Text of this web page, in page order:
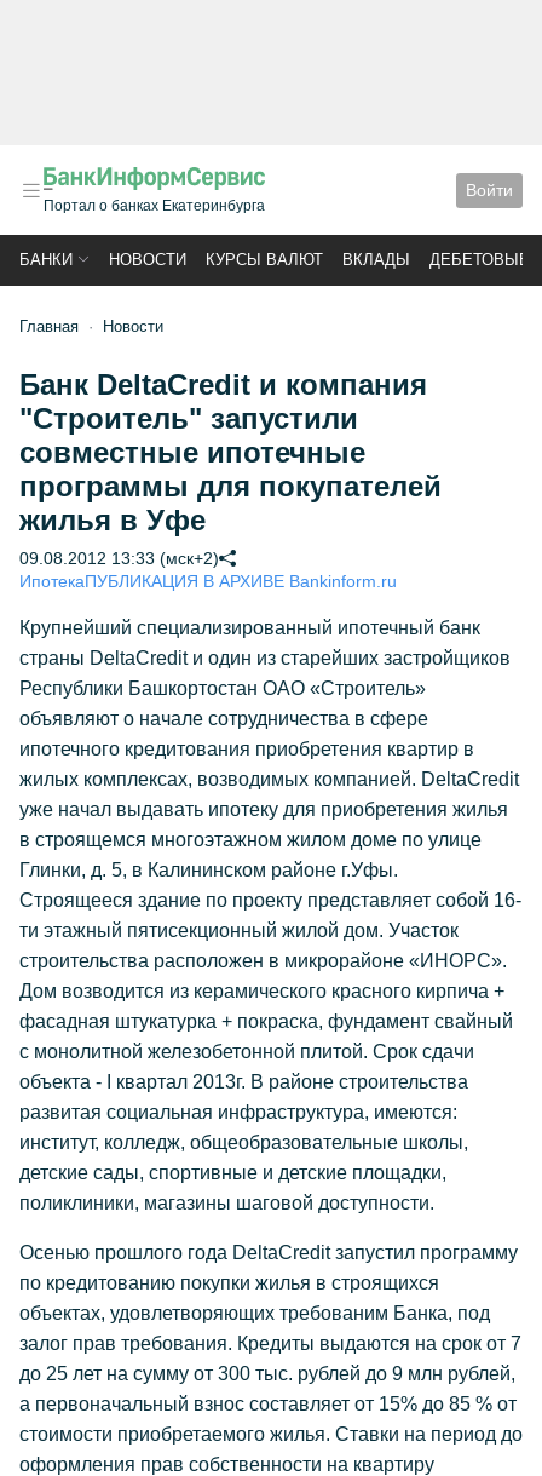
Портал о банках Екатеринбурга
Войти
БАНКИ НОВОСТИ КУРСЫ ВАЛЮТ ВКЛАДЫ ДЕБЕТОВЫЕ
Главная Новости
Банк DeltaCredit и компания
"Строитель" запустили
совместные ипотечные
программы для покупателей
жилья в Уфе
09.08.2012 13:33 (мск+2)
ИпотекаПУБЛИКАЦИЯ В АРХИВЕ Bankinform.ru
Крупнейший специализированный ипотечный банк
страны DeltaCredit и один из старейших застройщиков
Республики Башкортостан ОАО «Строитель»
объявляют о начале сотрудничества в сфере
ипотечного кредитования приобретения квартир в
жилых комплексах, возводимых компанией. DeltaCredit
уже начал выдавать ипотеку для приобретения жилья
в строящемся многоэтажном жилом доме по улице
Глинки, д. 5, в Калининском районе г.Уфы.
Строящееся здание по проекту представляет собой 16-
ти этажный пятисекционный жилой дом. Участок
строительства расположен в микрорайоне «ИНОРС».
Дом возводится из керамического красного кирпича +
фасадная штукатурка + покраска, фундамент свайный
с монолитной железобетонной плитой. Срок сдачи
объекта - I квартал 2013г. В районе строительства
развитая социальная инфраструктура, имеются:
институт, колледж, общеобразовательные школы,
детские сады, спортивные и детские площадки,
поликлиники, магазины шаговой доступности.
Осенью прошлого года DeltaCredit запустил программу
по кредитованию покупки жилья в строящихся
объектах, удовлетворяющих требованим Банка, под
залог прав требования. Кредиты выдаются на срок от 7
до 25 лет на сумму от 300 тыс. рублей до 9 млн рублей,
а первоначальный взнос составляет от 15% до 85 % от
стоимости приобретаемого жилья. Ставки на период до
оформления прав собственности на квартиру